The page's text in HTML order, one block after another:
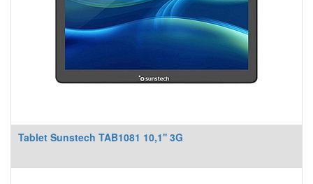
Tablet Sunstech TAB1081 10,1'' 3G